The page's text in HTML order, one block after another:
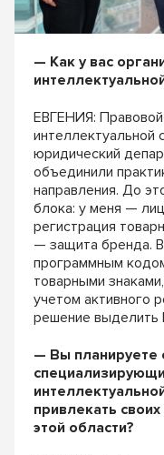
— Как у вас
ЕВГЕНИЯ:
интеллектуальной
юридический
объединили
направления. До
блока: у меня —
регистрация
— защита бренда.
программным
товарными
учетом активного
решение выделить
— Вы планируете
привлекать
этой области?